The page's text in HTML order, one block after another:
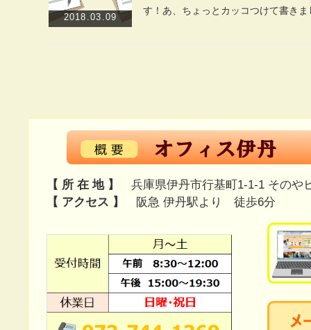
2018.03.09
す！あ、ちょっとカッコつけて書き
【 所 在 地 】
兵庫県伊丹市行基町1-1-1 そのや
【 アクセス 】
阪急 伊丹駅より 徒歩6分